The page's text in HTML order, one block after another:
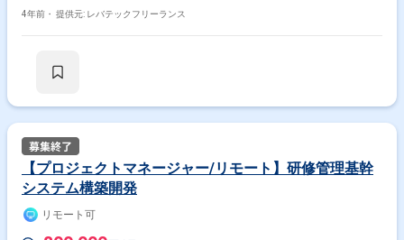
4年前・ 提供元: レバテックフリーランス
【プロジェクトマネージャー/リモート】研修管理基幹
システム構築開発
リモート可